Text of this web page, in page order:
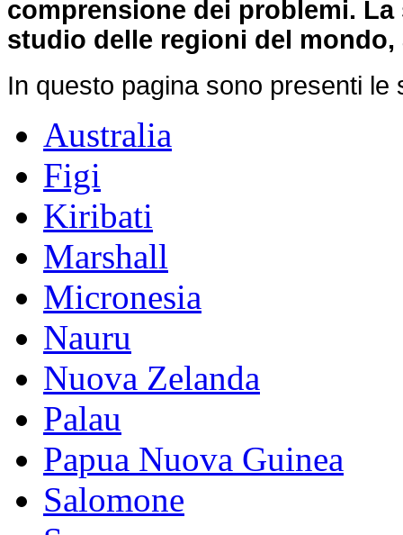
comprensione dei problemi.
studio delle regioni del
In questo pagina sono presenti
Australia
Figi
Kiribati
Marshall
Micronesia
Nauru
Nuova Zelanda
Palau
Papua Nuova Guinea
Salomone